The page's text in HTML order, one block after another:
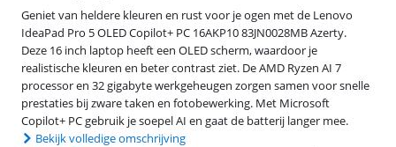
Geniet van heldere kleuren en rust voor je ogen met de Lenovo
IdeaPad Pro 5 OLED Copilot+ PC 16AKP10 83JN0028MB Azerty.
Deze 16 inch laptop heeft een OLED scherm, waardoor je
realistische kleuren en beter contrast ziet. De AMD Ryzen AI 7
processor en 32 gigabyte werkgeheugen zorgen samen voor snelle
prestaties bij zware taken en fotobewerking. Met Microsoft
Copilot+ PC gebruik je soepel AI en gaat de batterij langer mee.
Bekijk volledige omschrijving